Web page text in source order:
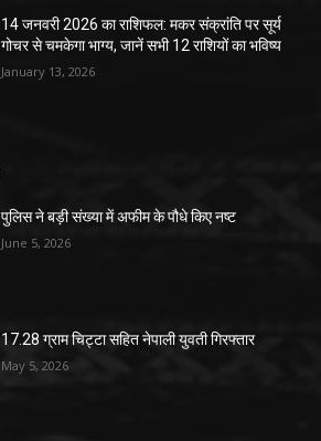
14 जनवरी 2026 का राशिफल: मकर संक्रांति पर सूर्य
गोचर से चमकेगा भाग्य, जानें सभी 12 राशियों का भविष्य
January 13, 2026
पुलिस ने बड़ी संख्या में अफीम के पौधे किए नष्ट
June 5, 2026
17.28 ग्राम चिट्टा सहित नेपाली युवती गिरफ्तार
May 5, 2026